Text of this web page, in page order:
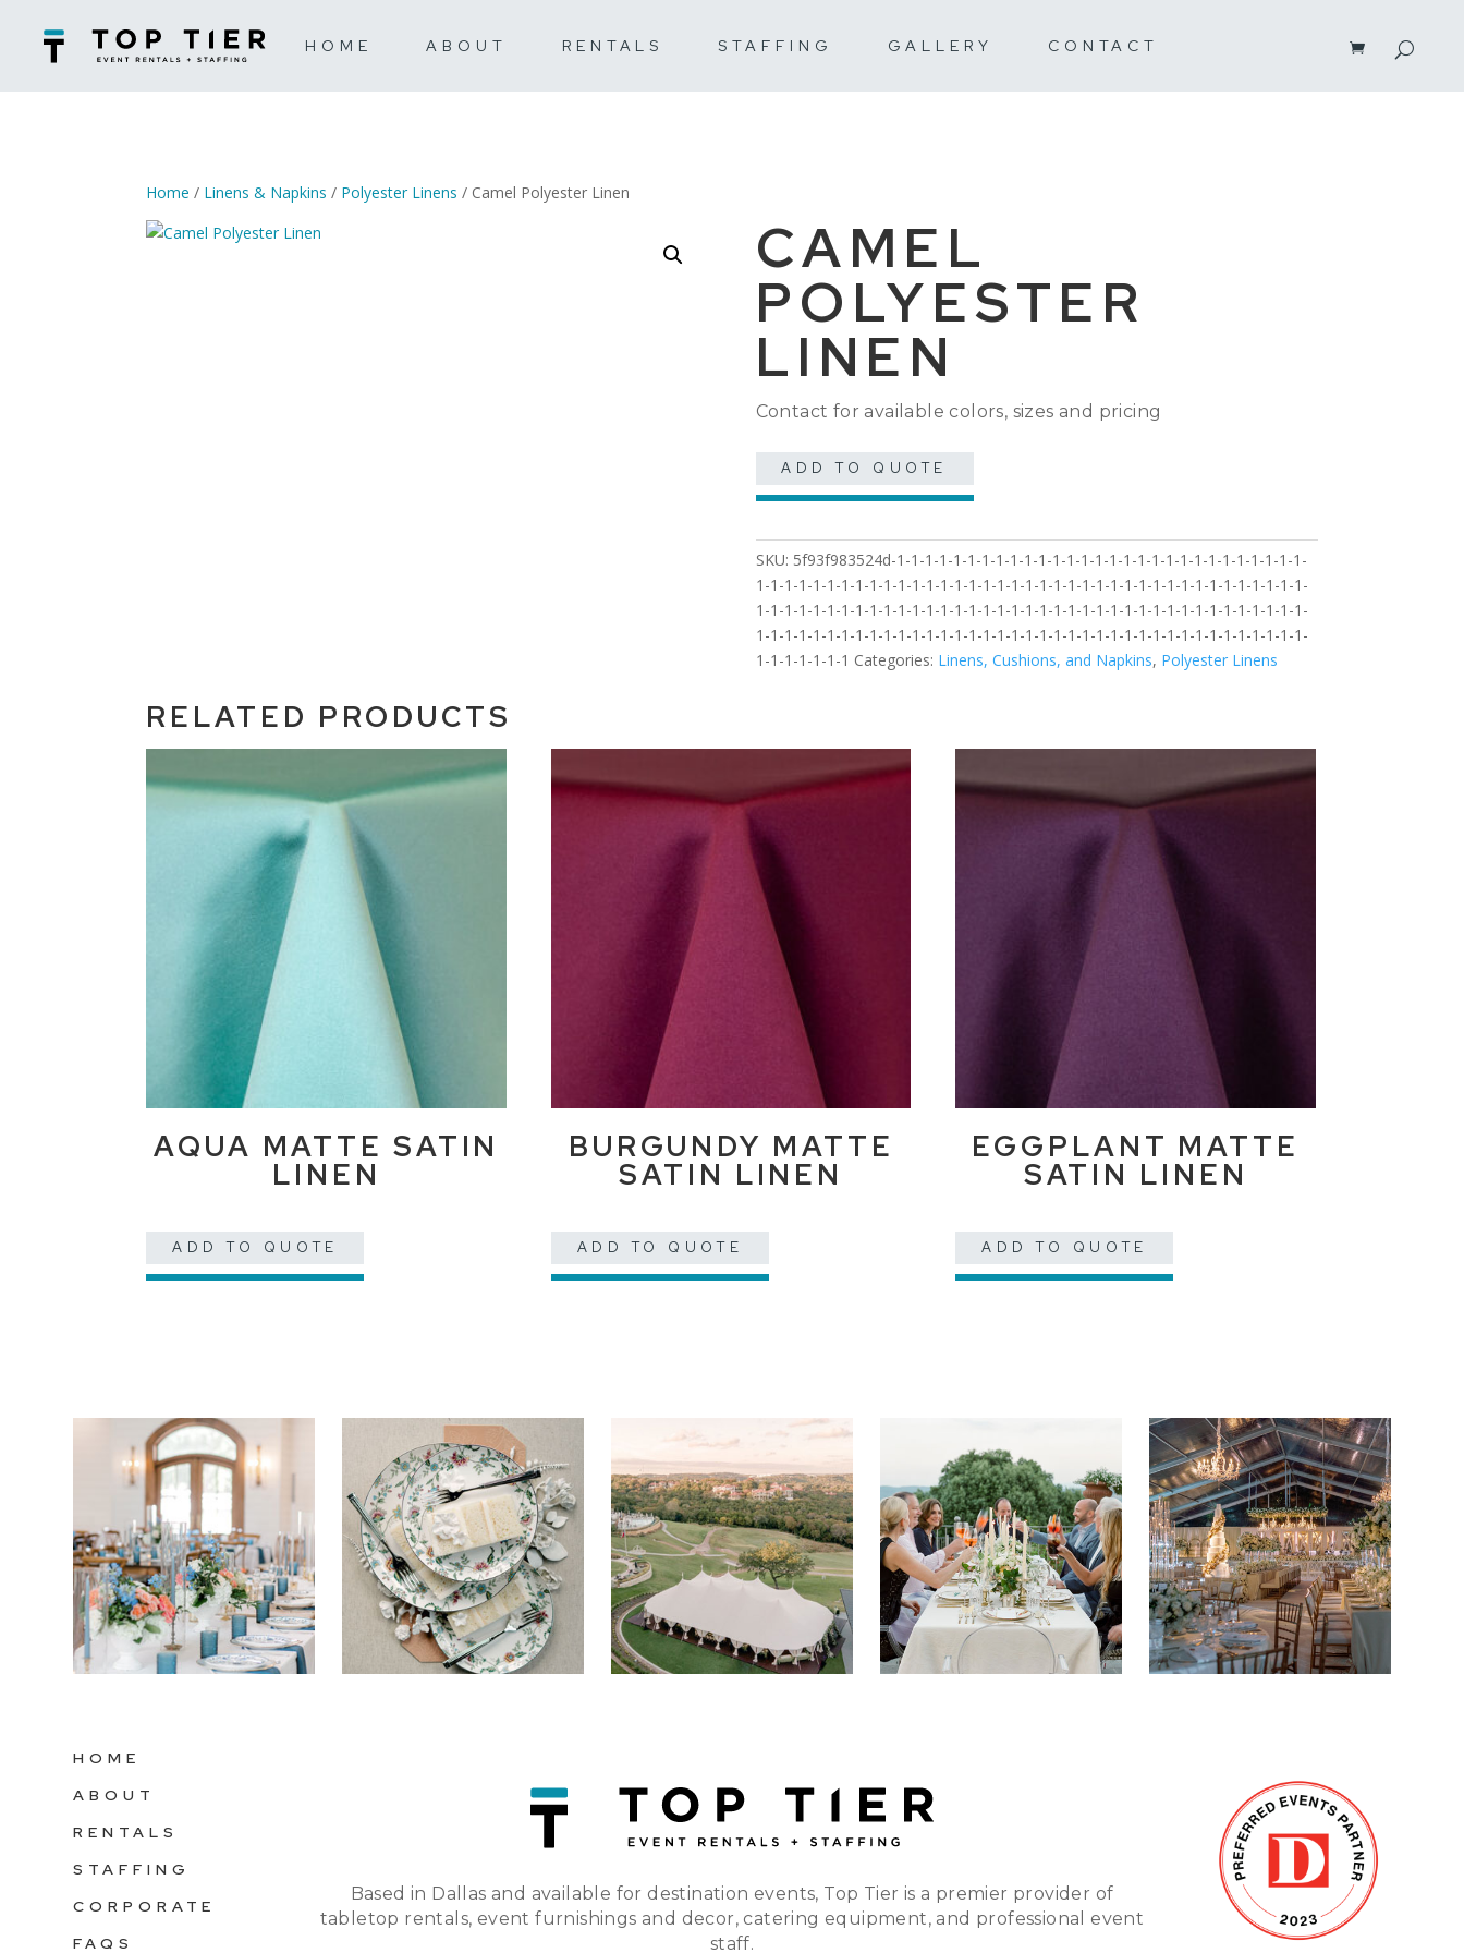
HOME ABOUT RENTALS STAFFING GALLERY CONTACT
Home / Linens & Napkins / Polyester Linens / Camel Polyester Linen
CAMEL
POLYESTER
LINEN
Contact for available colors, sizes and pricing
ADD TO QUOTE
SKU: 5f93f983524d-1-1-1-1-1-1-1-1-1-1-1-1-1-1-1-1-1-1-1-1-1-1-1-1-1-1-1-1-1-
1-1-1-1-1-1-1-1-1-1-1-1-1-1-1-1-1-1-1-1-1-1-1-1-1-1-1-1-1-1-1-1-1-1-1-1-1-1-1-
1-1-1-1-1-1-1-1-1-1-1-1-1-1-1-1-1-1-1-1-1-1-1-1-1-1-1-1-1-1-1-1-1-1-1-1-1-1-1-
1-1-1-1-1-1-1-1-1-1-1-1-1-1-1-1-1-1-1-1-1-1-1-1-1-1-1-1-1-1-1-1-1-1-1-1-1-1-1-
1-1-1-1-1-1-1 Categories: Linens, Cushions, and Napkins, Polyester Linens
RELATED PRODUCTS
AQUA MATTE SATIN
LINEN
ADD TO QUOTE
BURGUNDY MATTE
SATIN LINEN
ADD TO QUOTE
EGGPLANT MATTE
SATIN LINEN
ADD TO QUOTE
HOME
ABOUT
RENTALS
STAFFING
CORPORATE
FAQS
Based in Dallas and available for destination events, Top Tier is a premier provider of
tabletop rentals, event furnishings and decor, catering equipment, and professional event
staff.